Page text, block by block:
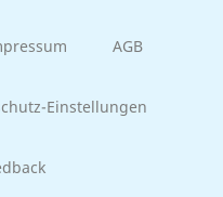
AGB
Einstellungen